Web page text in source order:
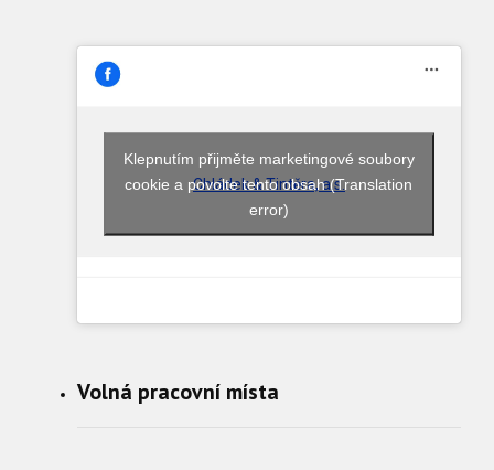
Chládek & Tintěra, a.s.
Klepnutím přijměte marketingové soubory
cookie a povolte tento obsah (Translation
error)
Volná pracovní místa